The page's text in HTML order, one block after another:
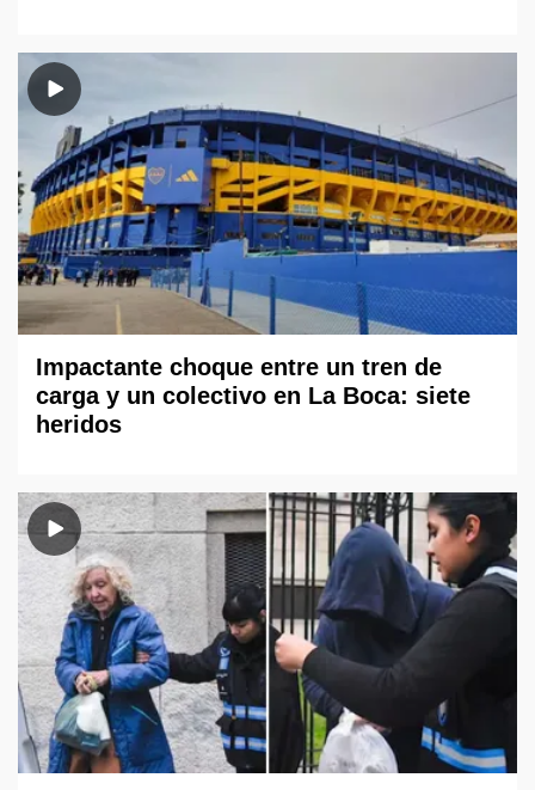
Impactante choque entre un tren de
carga y un colectivo en La Boca: siete
heridos